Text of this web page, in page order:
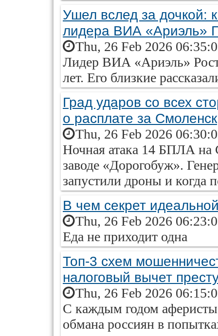
Ушел вслед за дочкой:
лидера ВИА «Ариэль»
Thu, 26 Feb 2026
Лидер ВИА «Ариэль»
лет. Его близкие
Град ударов со всех
о расплате за Смоленск
Thu, 26 Feb 2026
Ночная атака 14 БПЛА на
заводе «Дорогобуж».
запустили дроны и когда
В чем секрет
Thu, 26 Feb 2026
Еда не приходит одна
Топ-3 схем
налоговый вычет
Thu, 26 Feb 2026
С каждым годом
обмана россиян в